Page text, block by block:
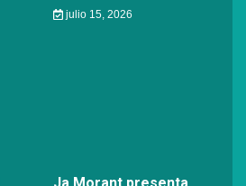
julio 15, 2026